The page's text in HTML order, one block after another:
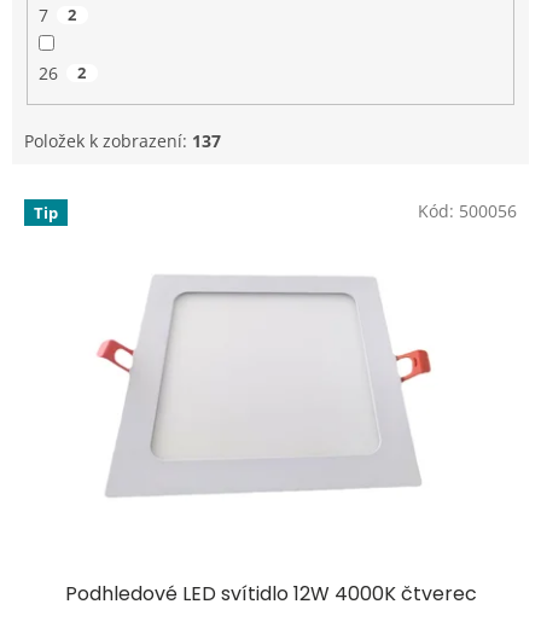
7 2
26 2
Položek k zobrazení: 137
V Tip
Podhledové LED svítidlo 12W 4000K čtverec
Kód: 500056